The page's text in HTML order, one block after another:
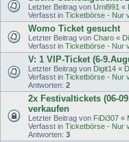
Letzter Beitrag von Urnl991 «
Verfasst in Ticketbörse - Nur
Womo Ticket gesucht
Letzter Beitrag von Charo «
Verfasst in Ticketbörse - Nur
V: 1 VIP-Ticket (6-
Letzter Beitrag von Digit14 «
Verfasst in Ticketbörse - Nur
Antworten: 2
2x Festivaltickets (06-
verkaufen
Letzter Beitrag von FiDi307 «
Verfasst in Ticketbörse - Nur
Antworten: 3